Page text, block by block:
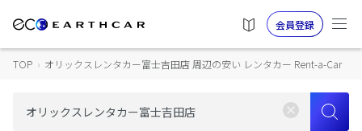
会員登録
TOP › オリックスレンタカー富士吉田店 周辺の安い レンタカー Rent-a-Car